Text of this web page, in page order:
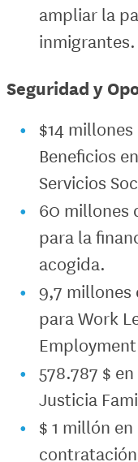
ampliar la
inmigrantes.
Seguridad y
$14
Beneficios
Servicios
60 millones
para la
acogida.
9,7 millones
para Work
578.787 $
Justicia
$ 1 millón